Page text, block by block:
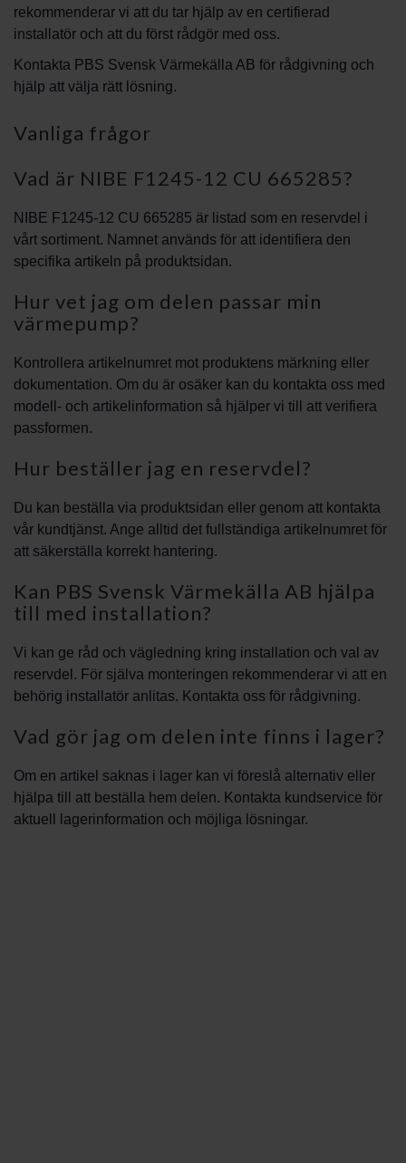
rekommenderar vi att du tar hjälp av en certifierad
installatör och att du först rådgör med oss.
Kontakta PBS Svensk Värmekälla AB för rådgivning och
hjälp att välja rätt lösning.
Vanliga frågor
Vad är NIBE F1245-12 CU 665285?
NIBE F1245-12 CU 665285 är listad som en reservdel i
vårt sortiment. Namnet används för att identifiera den
specifika artikeln på produktsidan.
Hur vet jag om delen passar min
värmepump?
Kontrollera artikelnumret mot produktens märkning eller
dokumentation. Om du är osäker kan du kontakta oss med
modell- och artikelinformation så hjälper vi till att verifiera
passformen.
Hur beställer jag en reservdel?
Du kan beställa via produktsidan eller genom att kontakta
vår kundtjänst. Ange alltid det fullständiga artikelnumret för
att säkerställa korrekt hantering.
Kan PBS Svensk Värmekälla AB hjälpa
till med installation?
Vi kan ge råd och vägledning kring installation och val av
reservdel. För själva monteringen rekommenderar vi att en
behörig installatör anlitas. Kontakta oss för rådgivning.
Vad gör jag om delen inte finns i lager?
Om en artikel saknas i lager kan vi föreslå alternativ eller
hjälpa till att beställa hem delen. Kontakta kundservice för
aktuell lagerinformation och möjliga lösningar.